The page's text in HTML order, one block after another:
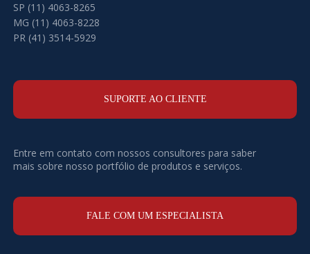
SP (11) 4063-8265
MG (11) 4063-8228
PR (41) 3514-5929
SUPORTE AO CLIENTE
Entre em contato com nossos consultores para saber
mais sobre nosso portfólio de produtos e serviços.
FALE COM UM ESPECIALISTA